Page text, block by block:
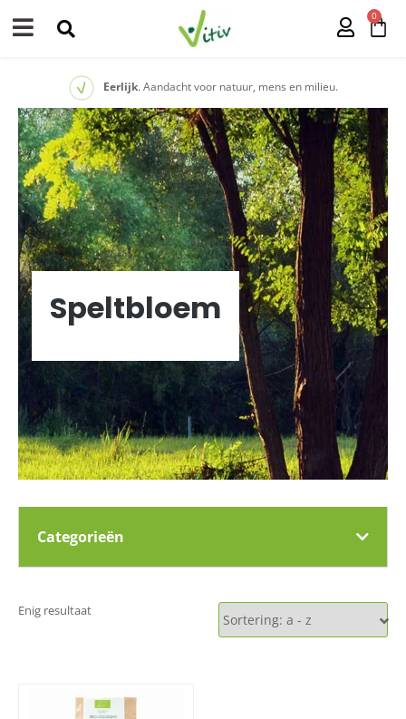
0
Eerlijk. Aandacht voor natuur, mens en milieu.
Speltbloem
Categorieën
Enig resultaat